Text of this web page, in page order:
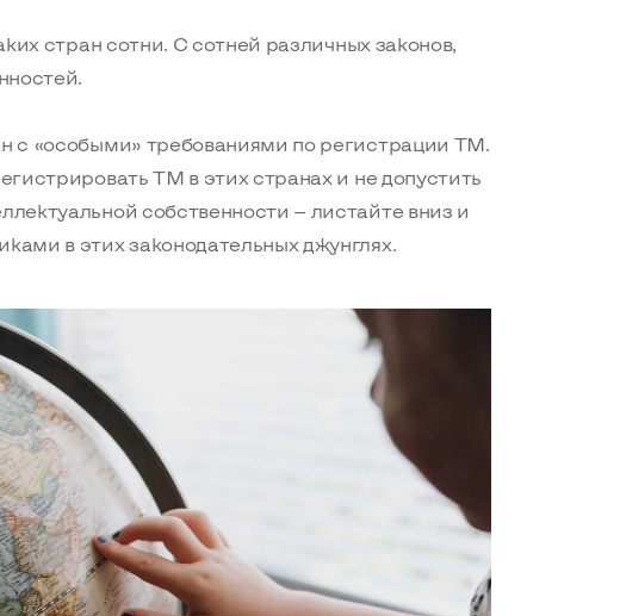
стран сотни. С сотней различных законов,
с «особыми» требованиями по регистрации ТМ.
ТМ в этих странах и не допустить
собственности — листайте вниз и
в этих законодательных джунглях.